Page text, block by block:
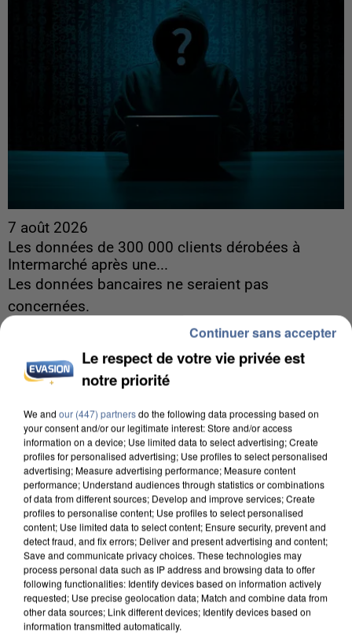
7 août 2026
Les données de 300 000 clients dérobées à
Intermarché après une...
Les données bancaires ne seraient pas
concernées.
7 août 2026
Un second cadre de la DZ Mafia interpellé en
Algérie
Le respect de votre vie privée est
notre priorité
We and our (447) partnersdo the following data processing based on
your consent and/or our legitimate interest: Store and/or access
information on a device; Use limited data to select advertising; Create
profiles for personalised advertising; Use profiles to select personalised
advertising; Measure advertising performance; Measure content
performance; Understand audiences through statistics or combinations
of data from different sources; Develop and improve services; Create
profiles to personalise content; Use profiles to select personalised
content; Use limited data to select content; Ensure security, prevent and
detect fraud, and fix errors; Deliver and present advertising and content;
Save and communicate privacy choices. These technologies may
process personal data such as IP address and browsing data to offer
following functionalities: Identify devices based on information actively
requested; Use precise geolocation data; Match and combine data from
other data sources; Link different devices; Identify devices based on
information transmitted automatically.
Continuer sans accepter